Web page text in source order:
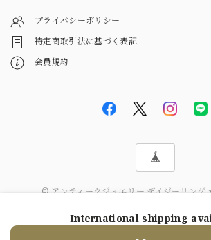
プライバシーポリシー
特定商取引法に基づく表記
会員規約
© アンティークジュエリー デイジーリン
International shipping
ショップに質問す